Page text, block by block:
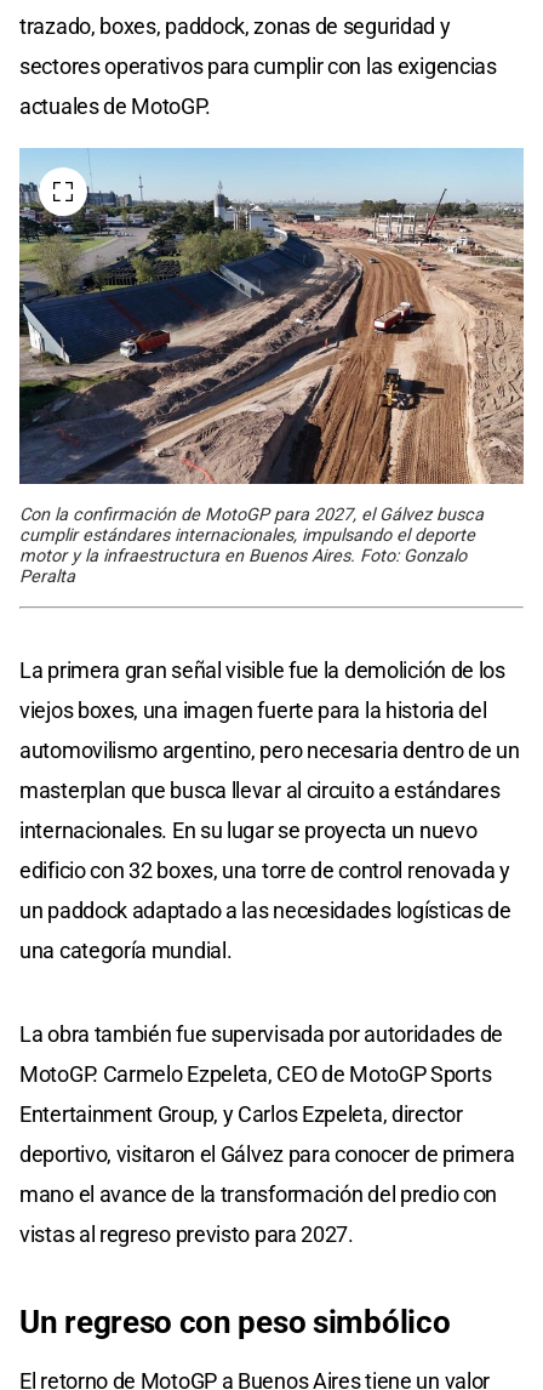
trazado, boxes, paddock, zonas de seguridad y
sectores operativos para cumplir con las exigencias
actuales de MotoGP.
Con la confirmación de MotoGP para 2027, el Gálvez busca
cumplir estándares internacionales, impulsando el deporte
motor y la infraestructura en Buenos Aires. Foto: Gonzalo
Peralta
La primera gran señal visible fue la demolición de los
viejos boxes, una imagen fuerte para la historia del
automovilismo argentino, pero necesaria dentro de un
masterplan que busca llevar al circuito a estándares
internacionales. En su lugar se proyecta un nuevo
edificio con 32 boxes, una torre de control renovada y
un paddock adaptado a las necesidades logísticas de
una categoría mundial.
La obra también fue supervisada por autoridades de
MotoGP. Carmelo Ezpeleta, CEO de MotoGP Sports
Entertainment Group, y Carlos Ezpeleta, director
deportivo, visitaron el Gálvez para conocer de primera
mano el avance de la transformación del predio con
vistas al regreso previsto para 2027.
Un regreso con peso simbólico
El retorno de MotoGP a Buenos Aires tiene un valor